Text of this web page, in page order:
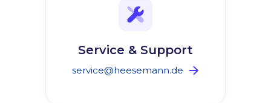
Service & Support
service@heesemann.de